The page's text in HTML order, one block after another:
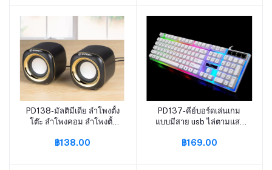
หยิบใส่ตะกร้า
PD138-มัลติมีเดีย ลำโพงตั้ง
โต๊ะ ลำโพงคอม ลำโพงตั้ง
คอมพิวเตอร์ตั้งโต๊ะแล็ปท็อป
฿138.00
หยิบใส่ตะกร้า
PD137-คีย์บอร์ดเล่นเกม
แบบมีสาย usb ไล่ตามแสง
เชิงกลแป้นพิมพ์แล็ปท็อป
฿169.00